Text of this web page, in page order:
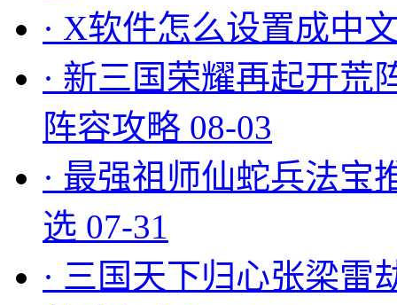
· X软件怎么设置成中
· 新三国荣耀再起开荒
阵容攻略 08-03
· 最强祖师仙蛇兵法宝
选 07-31
· 三国天下归心张梁雷